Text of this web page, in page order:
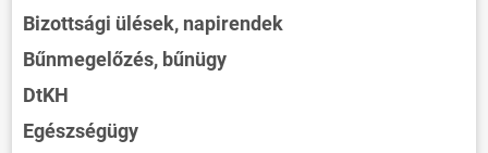
Bizottsági ülések, napirendek
Bűnmegelőzés, bűnügy
DtKH
Egészségügy